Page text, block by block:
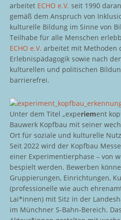
arbeitet ECHO e.V. seit 1990
gemäß dem Anspruch von
kulturelle Bildung im Sinne von
Teilhabe für alle Menschen
ECHO e.V. arbeitet mit Methoden
Erlebnispädagogik sowie nach
kulturellen und politischen
barrierefrei.
Unter dem Titel „experiement
Bauwerk Kopfbau mit seiner
Ort für soziale und kulturelle
Seit 2022 wird der Kopfbau
einer Experimentierphase – von
bespielt werden. Bewerben
Gruppierungen, Einrichtungen,
(professionelle wie auch
Lai*innen) mit Sitz in der
im Münchner S-Bahn-Bereich.